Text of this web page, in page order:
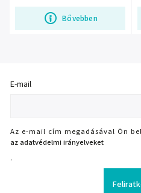
Bővebben
E-mail
Az e-mail cím megadásával Ön
az adatvédelmi irányelveket
.